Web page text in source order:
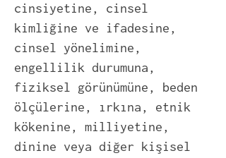
cinsiyetine, cinsel
kimliğine ve ifadesine,
cinsel yönelimine,
engellilik durumuna,
fiziksel görünümüne, beden
ölçülerine, ırkına, etnik
kökenine, milliyetine,
dinine veya diğer kişisel